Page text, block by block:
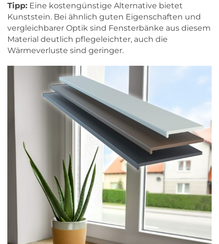
Tipp: Eine kostengünstige Alternative bietet
Kunststein. Bei ähnlich guten Eigenschaften und
vergleichbarer Optik sind Fensterbänke aus diesem
Material deutlich pflegeleichter, auch die
Wärmeverluste sind geringer.